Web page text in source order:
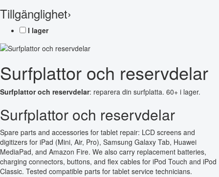
Tillgänglighet›
I lager
Surfplattor och reservdelar
Surfplattor och reservdelar: reparera din surfplatta. 60+ i lager.
Surfplattor och reservdelar
Spare parts and accessories for tablet repair: LCD screens and
digitizers for iPad (Mini, Air, Pro), Samsung Galaxy Tab, Huawei
MediaPad, and Amazon Fire. We also carry replacement batteries,
charging connectors, buttons, and flex cables for iPod Touch and iPod
Classic. Tested compatible parts for tablet service technicians.